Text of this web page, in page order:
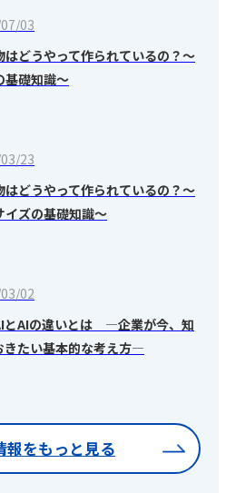
03
はどうやって作られているの？～
基礎知識～
23
はどうやって作られているの？～
イズの基礎知識～
02
とAIの違いとは ―企業が今、知
きたい基本的な考え方―
報をもっと見る